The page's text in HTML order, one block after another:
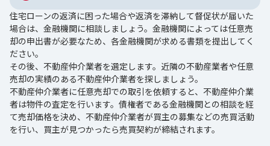
住宅ローンの返済に困った場合や返済を滞納して督促状が届いた
場合は、金融機関に相談しましょう。金融機関によっては任意売
却の申出書が必要なため、各金融機関が求める書類を提出してく
ださい。
その後、不動産仲介業者を選定します。近隣の不動産業者や任意
売却の実績のある不動産仲介業者を探しましょう。
不動産仲介業者に任意売却での取引を依頼すると、不動産仲介業
者は物件の査定を行います。債権者である金融機関との相談を経
て売却価格を決め、不動産仲介業者が買主の募集などの売買活動
を行い、買主が見つかったら売買契約が締結されます。